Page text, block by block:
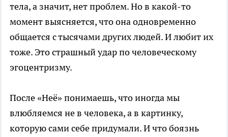
тела, а значит, нет проблем. Но в какой-то
момент выясняется, что она одновременно
общается с тысячами других людей. И любит их
тоже. Это страшный удар по человеческому
эгоцентризму.
После «Неё» понимаешь, что иногда мы
влюбляемся не в человека, а в картинку,
которую сами себе придумали. И что боязнь